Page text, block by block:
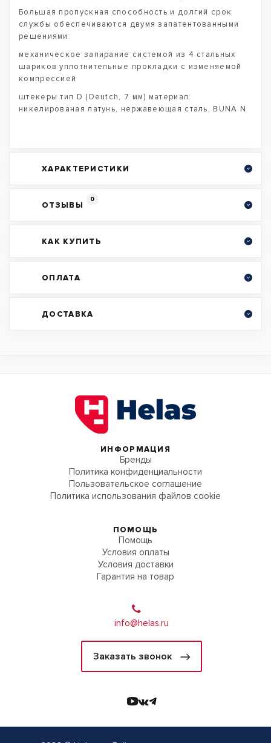
Большая пропускная способность и долгий срок
службы обеспечиваются двумя запатентованными
решениями:
механическое запирание системой из 4 стальных
шариков уплотнительные прокладки с изменяемой
компрессией
штекеры тип D (Deutch, 7 мм) материал:
никелированая латунь, нержавеющая сталь, BUNA N
ХАРАКТЕРИСТИКИ
ОТЗЫВЫ
0
КАК КУПИТЬ
ОПЛАТА
ДОСТАВКА
ИНФОРМАЦИЯ
Бренды
Политика конфиденциальности
Пользовательское соглашение
Политика использования файлов cookie
ПОМОЩЬ
Помощь
Условия оплаты
Условия доставки
Гарантия на товар
info@helas.ru
Заказать звонок